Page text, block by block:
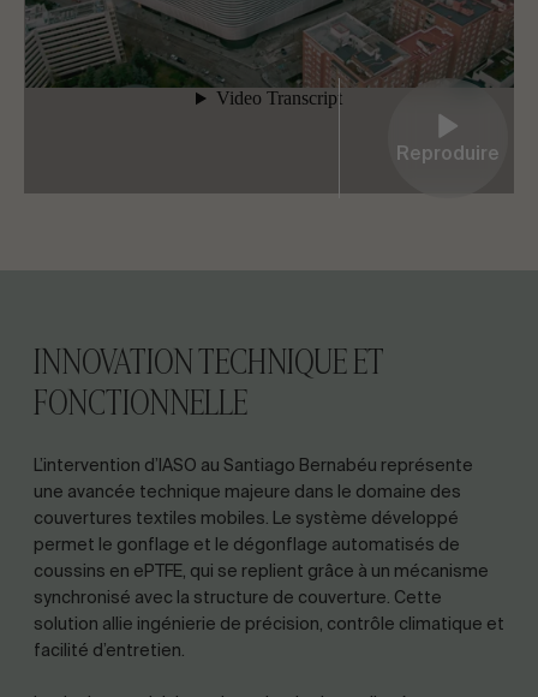
Reproduire
INNOVATION TECHNIQUE ET
FONCTIONNELLE
L’intervention d’IASO au Santiago Bernabéu représente
une avancée technique majeure dans le domaine des
couvertures textiles mobiles. Le système développé
permet le gonflage et le dégonflage automatisés de
coussins en ePTFE, qui se replient grâce à un mécanisme
synchronisé avec la structure de couverture. Cette
solution allie ingénierie de précision, contrôle climatique et
facilité d’entretien.